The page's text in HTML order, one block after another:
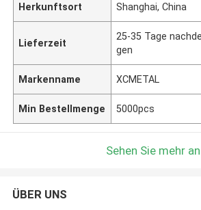
Herkunftsort Shanghai, China
Lieferzeit
25-35 Tage
gen
Markenname XCMETAL
Min Bestellmenge 5000pcs
Sehen Sie mehr an
ÜBER UNS